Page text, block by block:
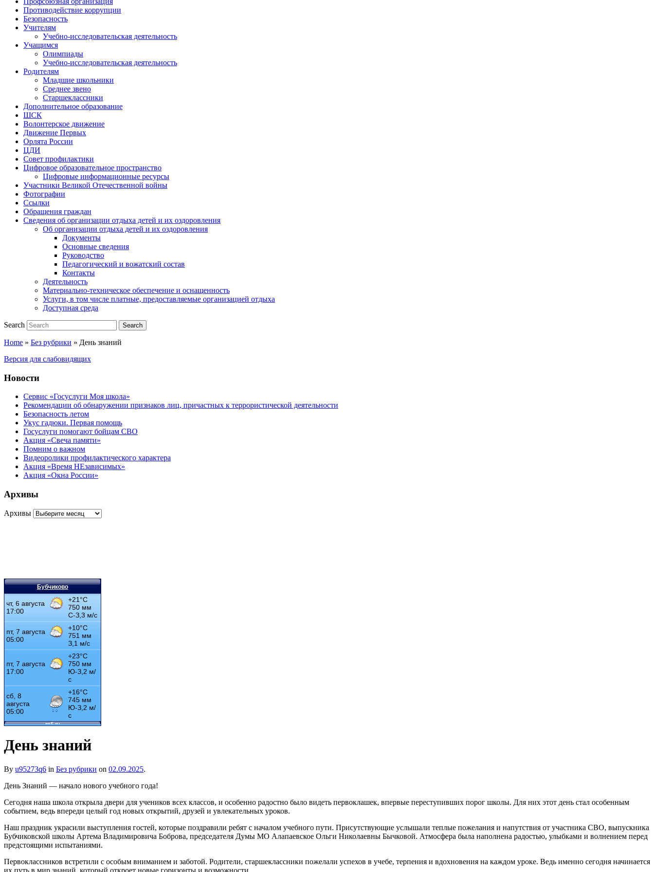
Противодействие коррупции
Безопасность
Учителям
Учебно-исследовательская деятельность
Учащимся
Олимпиады
Учебно-исследовательская деятельность
Родителям
Младшие школьники
Среднее звено
Старшеклассники
Дополнительное образование
ШСК
Волонтерское движение
Движение Первых
Орлята России
ЦДИ
Совет профилактики
Цифровое образовательное пространство
Цифровые информационные ресурсы
Участники Великой Отечественной войны
Фотографии
Ссылки
Обращения граждан
Сведения об организации отдыха детей и их оздоровления
Об организации отдыха детей и их оздоровления
Документы
Основные сведения
Руководство
Педагогический и вожатский состав
Контакты
Деятельность
Материально-техническое обеспечение и оснащенность
Услуги, в том числе платные, предоставляемые организацией отдыха
Доступная среда
Search Search
Home » Без рубрики » День знаний
Версия для слабовидящих
Новости
Сервис «Госуслуги Моя школа»
Рекомендации об обнаружении признаков лиц, причастных к террористической деятельности
Безопасность летом
Укус гадюки. Первая помощь
Госуслуги помогают бойцам СВО
Акция «Свеча памяти»
Помним о важном
Видеоролики профилактического характера
Акция «Время НЕзависимых»
Акция «Окна России»
Архивы
Архивы
Бубчиково
День знаний
By u95273q6 in Без рубрики on 02.09.2025.
День Знаний — начало нового учебного года!
Сегодня наша школа открыла двери для учеников всех классов, и особенно радостно было видеть первоклашек, впервые переступивших порог школы. Для них этот день стал особенным
событием, ведь впереди целый год новых открытий, друзей и увлекательных уроков.
Наш праздник украсили выступления гостей, которые поздравили ребят с началом учебного пути. Присутствующие услышали теплые пожелания и напутствия от участника СВО, выпускника
Бубчиковской школы Артема Владимировича Боброва, председателя Думы МО Алапаевское Ольги Николаевны Бычковой. Атмосфера была наполнена радостью, улыбками и волнением перед
предстоящими испытаниями.
Первоклассников встретили с особым вниманием и заботой. Родители, старшеклассники пожелали успехов в учебе, терпения и вдохновения на каждом уроке. Ведь именно сегодня начинается
их путь в мир знаний, который откроет новые горизонты и возможности.